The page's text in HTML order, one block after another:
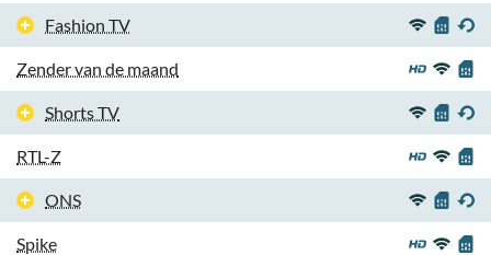
Fashion TV
Zender van de maand
Shorts TV
RTL-Z
ONS
Spike